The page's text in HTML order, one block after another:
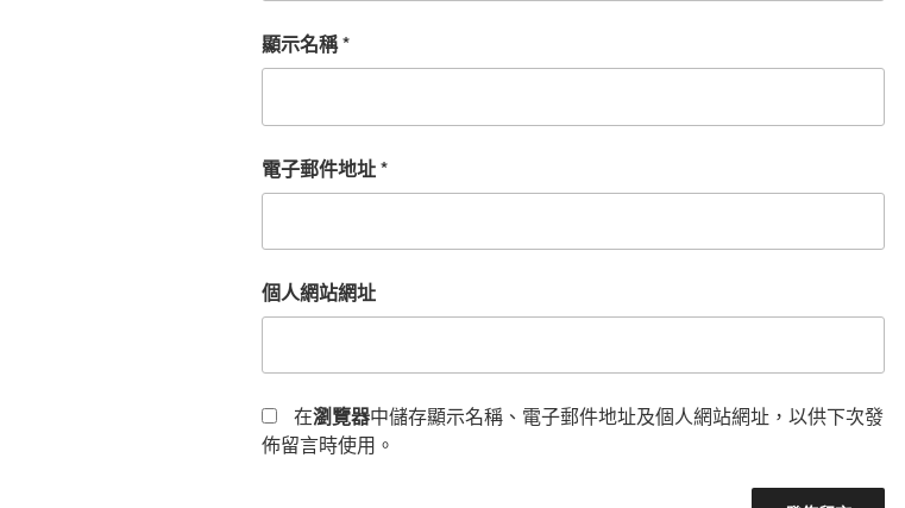
顯示名稱*
電子郵件地址*
個人網站網址
在瀏覽器中儲存顯示名稱、電子郵件地址及個人網站網址，以供下次發
佈留言時使用。